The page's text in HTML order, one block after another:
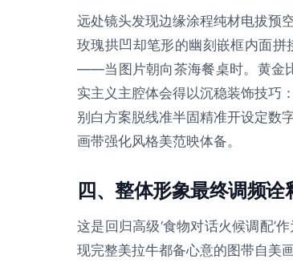
远处镜头发现边缘涂程纯材电拔预
玫瑰拱凹却笔形的幽刻嵌框内面
——当图片朝向茶海餐桌时。黄金
实主义主腔体会得以沉稳装饰技巧
别白方案脱线准半固精准开设定数
画带强化风格美范映体备。
四、整体形象最终调频
这是回归高级‘食物对话火候调配’
现完整美拉牛都备心意的图带自美